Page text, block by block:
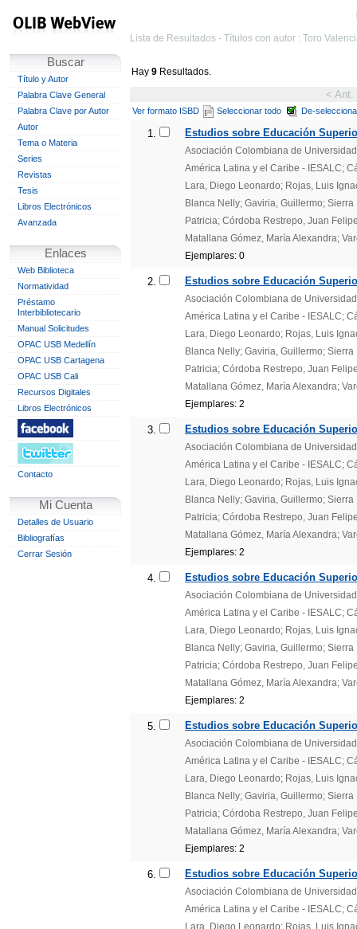
Buscar
Título y Autor
Palabra Clave General
Palabra Clave por Autor
Autor
Tema o Materia
Series
Revistas
Tesis
Libros Electrónicos
Avanzada
Enlaces
Web Biblioteca
Normatividad
Préstamo
Interbibliotecario
Manual Solicitudes
OPAC USB Medellín
OPAC USB Cartagena
OPAC USB Cali
Recursos Digitales
Libros Electrónicos
Contacto
Mi Cuenta
Detalles de Usuario
Bibliografías
Cerrar Sesión
Lista de Resultados - Títulos con autor : Toro
Hay 9 Resultados.
< Ant.
Ver formato ISBD Seleccionar todo De-
1. Estudios sobre Educación
Asociación Colombiana de
América Latina y el Caribe - IESALC;
Lara, Diego Leonardo; Rojas, Luis
Blanca Nelly; Gaviria, Guillermo;
Patricia; Córdoba Restrepo, Juan
Matallana Gómez, María Alexandra;
Ejemplares: 0
2. Estudios sobre Educación
Asociación Colombiana de
América Latina y el Caribe - IESALC;
Lara, Diego Leonardo; Rojas, Luis
Blanca Nelly; Gaviria, Guillermo;
Patricia; Córdoba Restrepo, Juan
Matallana Gómez, María Alexandra;
Ejemplares: 2
3. Estudios sobre Educación
Asociación Colombiana de
América Latina y el Caribe - IESALC;
Lara, Diego Leonardo; Rojas, Luis
Blanca Nelly; Gaviria, Guillermo;
Patricia; Córdoba Restrepo, Juan
Matallana Gómez, María Alexandra;
Ejemplares: 2
4. Estudios sobre Educación
Asociación Colombiana de
América Latina y el Caribe - IESALC;
Lara, Diego Leonardo; Rojas, Luis
Blanca Nelly; Gaviria, Guillermo;
Patricia; Córdoba Restrepo, Juan
Matallana Gómez, María Alexandra;
Ejemplares: 2
5. Estudios sobre Educación
Asociación Colombiana de
América Latina y el Caribe - IESALC;
Lara, Diego Leonardo; Rojas, Luis
Blanca Nelly; Gaviria, Guillermo;
Patricia; Córdoba Restrepo, Juan
Matallana Gómez, María Alexandra;
Ejemplares: 2
6. Estudios sobre Educación
Asociación Colombiana de
América Latina y el Caribe - IESALC;
Lara, Diego Leonardo; Rojas, Luis